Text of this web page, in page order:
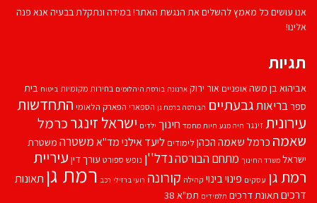
אנו עושים כל מאמץ להשלים את הנגשת האתר! במידה ונתקלת בבעיה אנא פנה
אלינו!
תגיות
אביהוא בן משהאופניים אור ירוק ארנונה בורסת היהלומים בחירות מקומיות ביטוח בית
ספרבריאותגבעתיים הבורסה ברמת גן הספארי הפארק הלאומי התחדשות
עירוניתזינגר חיה מנע חיות מחמד חינוך ילדים ישראל זינגרכרמל
שאמה כרמל שאמה הכהן לימודים ליעד אילנימד''אמשטרה משטרת
ישראל משרד החינוך מתחם הבורסהנדל''ן נופש ספורט עורך דין עיריית
רמת גן עסקים פינוי בינוי קהילה קורונה רועי ברזילי רכב רמת גן תאונות
דרכים תאונת דרכים תלמידים תמ"א 38